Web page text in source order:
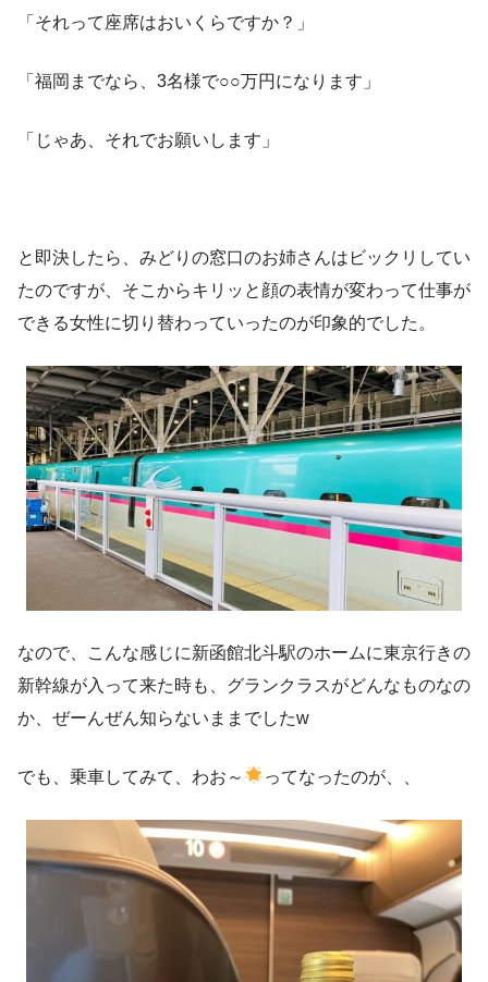
「それって座席はおいくらですか？」
「福岡までなら、3名様で○○万円になります」
「じゃあ、それでお願いします」
と即決したら、みどりの窓口のお姉さんはビックリしてい
たのですが、そこからキリッと顔の表情が変わって仕事が
できる女性に切り替わっていったのが印象的でした。
なので、こんな感じに新函館北斗駅のホームに東京行きの
新幹線が入って来た時も、グランクラスがどんなものなの
か、ぜーんぜん知らないままでしたw
でも、乗車してみて、わお～ ってなったのが、、